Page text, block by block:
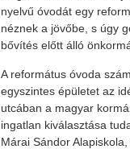
nyelvű óvodát egy
néznek a jövőbe, s úgy
bővítés előtt álló
A református óvoda
egyszintes épületet az
utcában a magyar
ingatlan kiválasztása
Márai Sándor